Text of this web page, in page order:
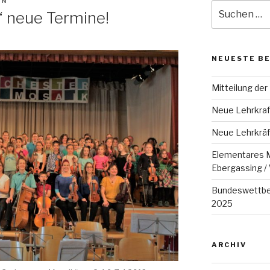
neue Termine!
nach:
NEUESTE
Mitteilung der
Neue
Neue
Elementares
Ebergassing
2025
ARCHIV